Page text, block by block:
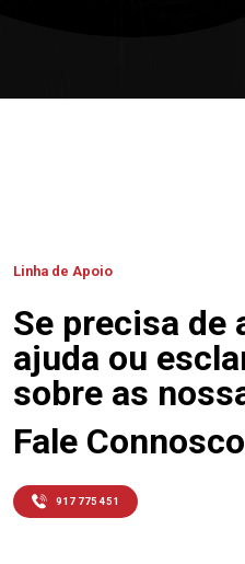
Linha de Apoio
Se precisa de
ajuda ou
sobre as
Fale
917 775 451